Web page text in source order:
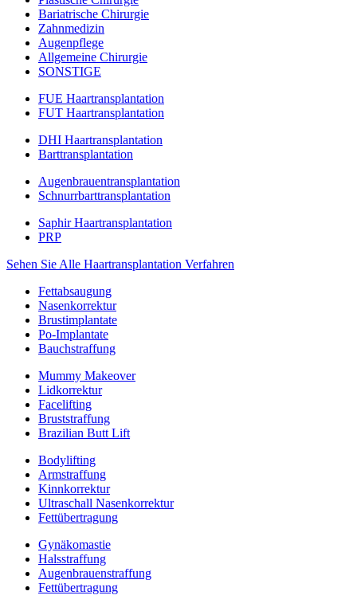
Bariatrische Chirurgie
Zahnmedizin
Augenpflege
Allgemeine Chirurgie
SONSTIGE
FUE Haartransplantation
FUT Haartransplantation
DHI Haartransplantation
Barttransplantation
Augenbrauentransplantation
Schnurrbarttransplantation
Saphir Haartransplantation
PRP
Sehen Sie Alle Haartransplantation Verfahren
Fettabsaugung
Nasenkorrektur
Brustimplantate
Po-Implantate
Bauchstraffung
Mummy Makeover
Lidkorrektur
Facelifting
Bruststraffung
Brazilian Butt Lift
Bodylifting
Armstraffung
Kinnkorrektur
Ultraschall Nasenkorrektur
Fettübertragung
Gynäkomastie
Halsstraffung
Augenbrauenstraffung
Fettübertragung